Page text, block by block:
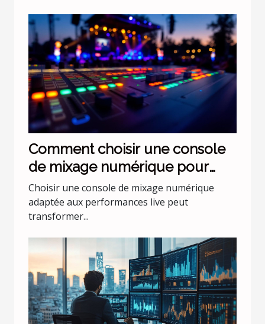
Comment choisir une console
de mixage numérique pour
performances live ?
Choisir une console de mixage numérique
adaptée aux performances live peut
transformer...